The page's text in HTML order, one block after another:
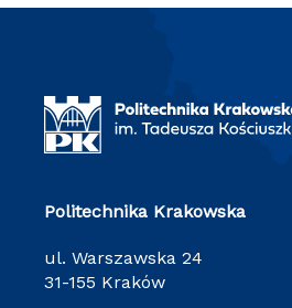
Politechnika Krakowska
ul. Warszawska 24
31-155 Kraków